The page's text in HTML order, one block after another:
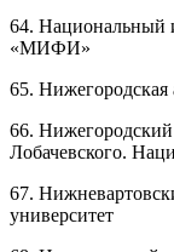
64. Национальный
«МИФИ»
65.
66.
Лобачевского.
67.
университет